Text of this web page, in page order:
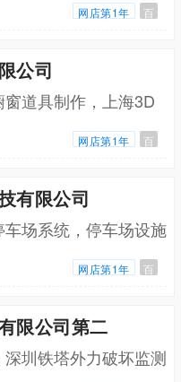
网店第1年 百
公司
窗道具制作，上海3D
网店第1年 百
有限公司
场系统，停车场设施
网店第1年 百
限公司第二
圳铁塔外力破坏监测